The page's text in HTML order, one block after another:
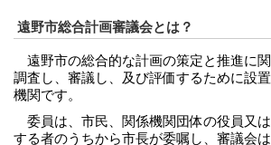
遠野市総合計画審議会とは？
遠野市の総合的な計画の策定と推進に
調査し、審議し、及び評価するために設
機関です。
委員は、市民、関係機関団体の役員又
する者のうちから市長が委嘱し、審議会